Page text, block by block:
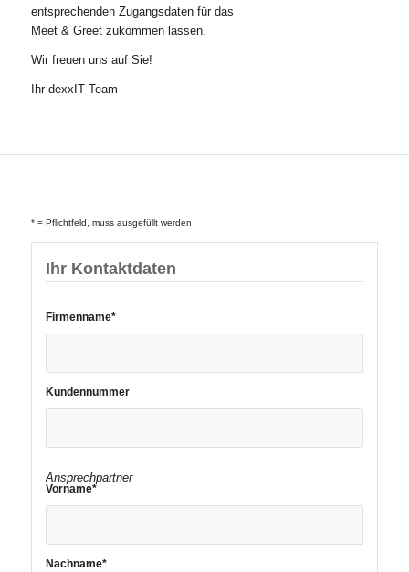
entsprechenden Zugangsdaten für das
Meet & Greet zukommen lassen.
Wir freuen uns auf Sie!
Ihr dexxIT Team
* = Pflichtfeld, muss ausgefüllt werden
Ihr Kontaktdaten
Firmenname*
Kundennummer
Ansprechpartner
Vorname*
Nachname*